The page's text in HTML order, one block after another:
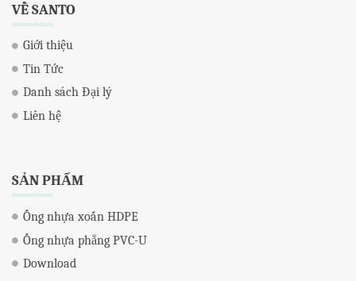
VỀ SANTO
Giới thiệu
Tin Tức
Danh sách Đại lý
Liên hệ
SẢN PHẨM
Ống nhựa xoắn HDPE
Ống nhựa phẳng PVC-U
Download